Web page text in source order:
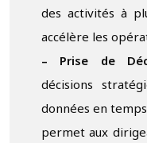
des activités à
accélère les
– Prise de
décisions
données en
permet aux